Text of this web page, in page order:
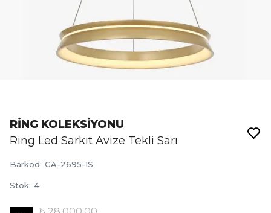
RİNG KOLEKSİYONU
Ring Led Sarkıt Avize Tekli Sarı
Barkod: GA-2695-1S
Stok: 4